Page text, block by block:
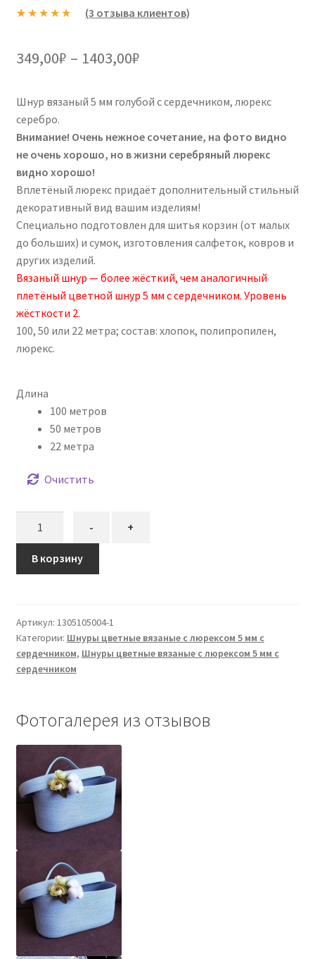
основе
пользовател
ей
(3 отзыва клиентов)
349,00₽ – 1403,00₽Диапазон
349,00₽
–
1403,00₽
Шнур вязаный 5 мм голубой с сердечником, люрекс
серебро.
Внимание! Очень нежное сочетание, на фото видно
не очень хорошо, но в жизни серебряный люрекс
видно хорошо!
Вплетёный люрекс придаёт дополнительный стильный
декоративный вид вашим изделиям!
Специально подготовлен для шитья корзин (от малых
до больших) и сумок, изготовления салфеток, ковров и
других изделий.
Вязаный шнур — более жёсткий, чем аналогичный
плетёный цветной шнур 5 мм с сердечником. Уровень
жёсткости 2.
100, 50 или 22 метра; состав: хлопок, полипропилен,
люрекс.
Длина
100 метров
50 метров
22 метра
Очистить
Шнур
вязаный
голубой
(люрекс
серебро)
с
- +
В корзину
Артикул: 1305105004-1
Категории: Шнуры цветные вязаные с люрексом 5 мм с
сердечником, Шнуры цветные вязаные с люрексом 5 мм с
сердечником
Фотогалерея из отзывов